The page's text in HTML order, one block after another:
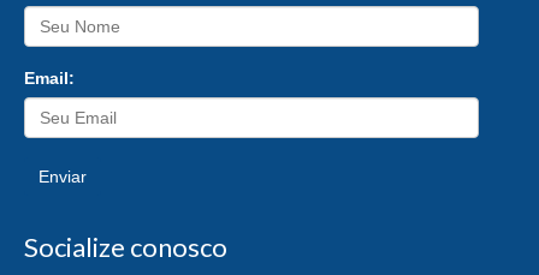
Email:
Enviar
Socialize conosco